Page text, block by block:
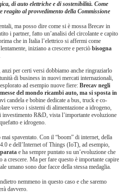
di auto elettriche e di sostenibilità. Come
reagito al provvedimento della Commissione
ma posso dire come si è mossa Brecav in
i partner, fatto un’analisi del circolante e capito
che in Italia l’elettrico si affermi come
iniziano a crescere e perciò bisogna
anzi per certi versi dobbiamo anche ringraziarlo
di business in nuovi mercati internazionali,
ad esempio nuove fiere: Brecav negli
del mondo ricambi auto, ma si sposta in
candela e bobine dedicate a bus, truck e co-
verso i sistemi di alimentazione a idrogeno,
R&D, vista l’importante evoluzione
e idrogeno.
spaventato. Con il “boom” di internet, della
e dell’Internet of Things (IoT), ad esempio,
e ha sempre puntato su un’evoluzione che
a crescere. Ma per fare questo è importante capire
umano sono due facce della stessa medaglia.
nemmeno in questo caso e che saremo
davvero.